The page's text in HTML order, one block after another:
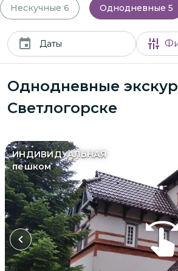
Нескучные 6 Однодневные 5
Даты
Однодневные
Светлогорске
ИНДИВИДУАЛЬНАЯ
пешком